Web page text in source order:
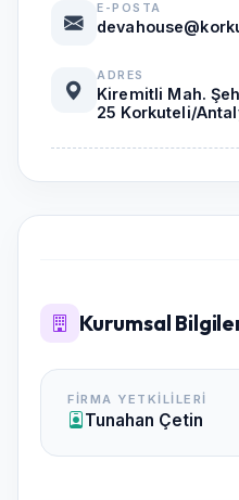
Kurumsal
FIRMA YETKILILERI
Tunahan Çetin
E-POSTA
ADRES
Kiremitli Mah.
25 Korkuteli/